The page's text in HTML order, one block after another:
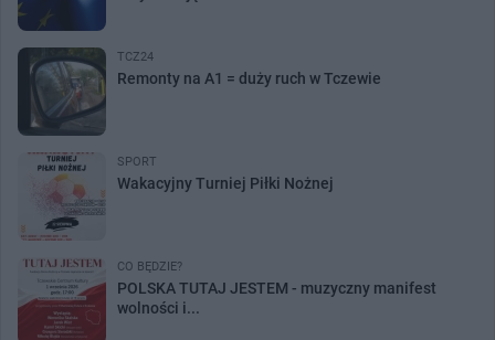
TCZ24
Remonty na A1 = duży ruch w Tczewie
SPORT
Wakacyjny Turniej Piłki Nożnej
CO BĘDZIE?
POLSKA TUTAJ JESTEM - muzyczny manifest
wolności i...